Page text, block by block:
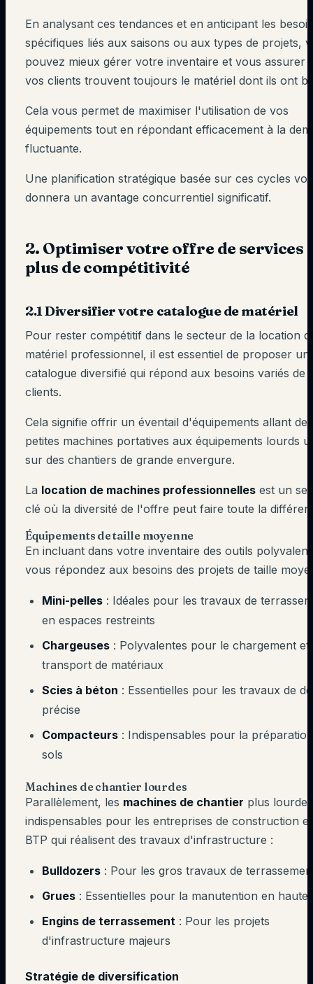
En analysant ces tendances et en anticipant les
spécifiques liés aux saisons ou aux types de projets,
pouvez mieux gérer votre inventaire et vous assurer
vos clients trouvent toujours le matériel dont ils ont
Cela vous permet de maximiser l'utilisation de vos
équipements tout en répondant efficacement à la
fluctuante.
Une planification stratégique basée sur ces cycles
donnera un avantage concurrentiel significatif.
2. Optimiser votre offre de services
plus de compétitivité
2.1 Diversifier votre catalogue de matériel
Pour rester compétitif dans le secteur de la location
matériel professionnel, il est essentiel de proposer un
catalogue diversifié qui répond aux besoins variés de
clients.
Cela signifie offrir un éventail d'équipements allant des
petites machines portatives aux équipements lourds
sur des chantiers de grande envergure.
La location de machines professionnelles est un
clé où la diversité de l'offre peut faire toute la
Équipements de taille moyenne
En incluant dans votre inventaire des outils
vous répondez aux besoins des projets de taille
Mini-pelles : Idéales pour les travaux de
en espaces restreints
Chargeuses : Polyvalentes pour le chargement et
transport de matériaux
Scies à béton : Essentielles pour les travaux de
précise
Compacteurs : Indispensables pour la
sols
Machines de chantier lourdes
Parallèlement, les machines de chantier plus
indispensables pour les entreprises de construction
BTP qui réalisent des travaux d'infrastructure :
Bulldozers : Pour les gros travaux de
Grues : Essentielles pour la manutention en
Engins de terrassement : Pour les projets
d'infrastructure majeurs
Stratégie de diversification